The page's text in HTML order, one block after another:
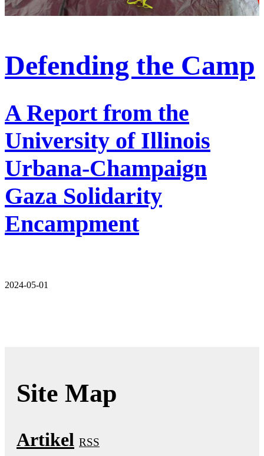
Defending the Camp
A Report from the
University of Illinois
Urbana-Champaign
Gaza Solidarity
Encampment
2024-05-01
Site Map
Artikel RSS